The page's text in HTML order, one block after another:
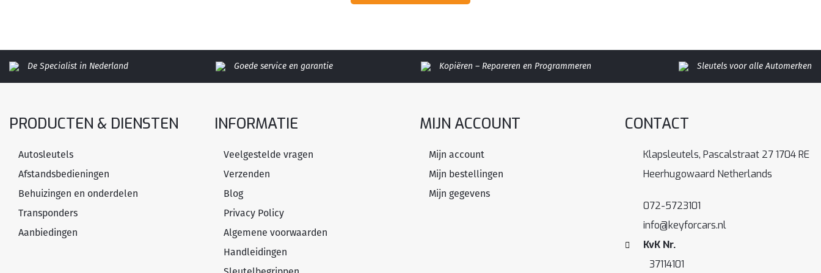
De Specialist in Nederland Goede service en garantie Kopiëren – Repareren en Programmeren Sleutels voor alle Automerken
PRODUCTEN & DIENSTEN
Autosleutels
Afstandsbedieningen
Behuizingen en onderdelen
Transponders
Aanbiedingen
INFORMATIE
Veelgestelde vragen
Verzenden
Blog
Privacy Policy
Algemene voorwaarden
Handleidingen
MIJN ACCOUNT
Mijn account
Mijn bestellingen
Mijn gegevens
CONTACT
Klapsleutels, Pascalstraat 27 1704 RE
Heerhugowaard Netherlands
072-5723101
info@keyforcars.nl
KvK Nr.
37114101